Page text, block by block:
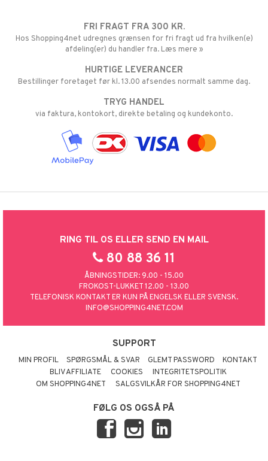
FRI FRAGT FRA 300 KR.
Hos Shopping4net udregnes grænsen for fri fragt ud fra hvilken(e)
afdeling(er) du handler fra. Læs mere »
HURTIGE LEVERANCER
Bestillinger foretaget før kl. 13.00 afsendes normalt samme dag.
TRYG HANDEL
via faktura, kontokort, direkte betaling og kundekonto.
RING TIL OS ELLER SEND EN MAIL
80 88 36 11
ÅBNINGSTIDER: 9.00 - 15.00
FROKOST-LUKKET 12.00 - 13.00
TELEFONISK KONTAKT ER KUN PÅ ENGELSK ELLER SVENSK.
INFO@SHOPPING4NET.COM
SUPPORT
MIN PROFIL SPØRGSMÅL & SVAR GLEMT PASSWORD
KONTAKT
BLIV AFFILIATE
COOKIES
INTEGRITETSPOLITIK
OM SHOPPING4NET
SALGSVILKÅR FOR SHOPPING4NET
FØLG OS OGSÅ PÅ